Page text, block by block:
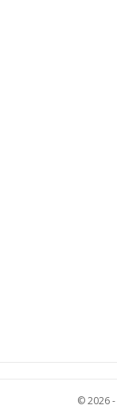
© 2026 -